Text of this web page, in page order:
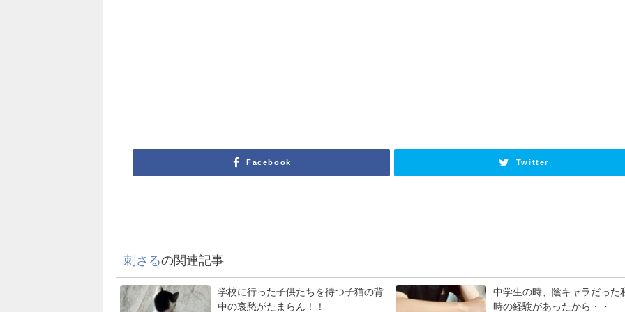
Facebook Twitter
刺さるの関連記事
学校に行った子供たちを待つ子猫の背
中の哀愁がたまらん！！
中学生の時、陰キャラだった
時の経験があったから・・